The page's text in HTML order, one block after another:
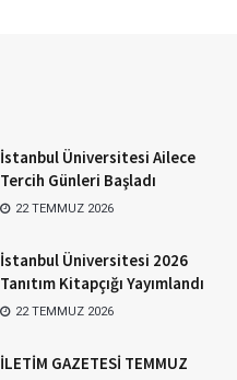
İstanbul Üniversitesi Ailece
Tercih Günleri Başladı
22 TEMMUZ 2026
İstanbul Üniversitesi 2026
Tanıtım Kitapçığı Yayımlandı
22 TEMMUZ 2026
İLETİM GAZETESİ TEMMUZ